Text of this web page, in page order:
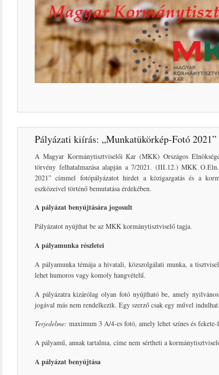
Pályázati kiírás: „Munkatükörkép-Fotó 2021”
A Magyar Kormánytisztviselői Kar (MKK) Országos
törvény felhatalmazása alapján a 7/2021. (III.12.) MKK
2021” címmel fotópályázatot hirdet a közigazgatás és a
eszközeivel történő bemutatása érdekében.
A pályázat benyújtására jogosult
Pályázatot nyújthat be az MKK kormánytisztviselő tagja.
A pályamunka részletei
A pályamunka témája a hivatali, közszolgálati munka, a
lehet humoros vagy komoly hangvételű.
A pályázatra kizárólag olyan fotó nyújtható be, amely
jogával más nem rendelkezik. Egy szerző csak egy művel
Terjedelme: maximum 3 A/4-es fotó, amely lehet színes és fekete-
A pályamű, annak tartalma, címe nem sértheti a
A pályázat benyújtása